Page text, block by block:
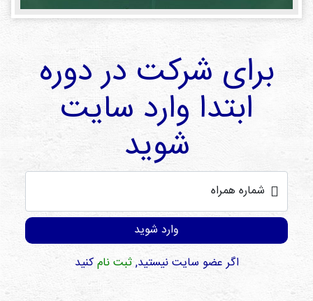
با ما
قوانین
مقررات
برای شرکت در دوره
ابتدا وارد سایت
شوید
شماره همراه
وارد شوید
اگر عضو سایت نیستید,ثبت نامکنید